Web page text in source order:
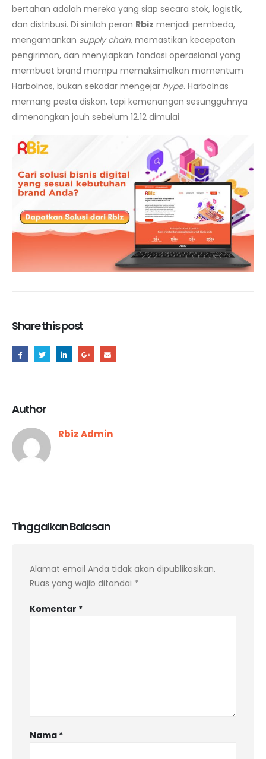
bertahan adalah mereka yang siap secara stok, logistik,
dan distribusi. Di sinilah peran Rbiz menjadi pembeda,
mengamankan supply chain, memastikan kecepatan
pengiriman, dan menyiapkan fondasi operasional yang
membuat brand mampu memaksimalkan momentum
Harbolnas, bukan sekadar mengejar hype. Harbolnas
memang pesta diskon, tapi kemenangan sesungguhnya
dimenangkan jauh sebelum 12.12 dimulai
Share this post
Author
Rbiz Admin
Tinggalkan Balasan
Alamat email Anda tidak akan dipublikasikan.
Ruas yang wajib ditandai *
Komentar *
Nama *